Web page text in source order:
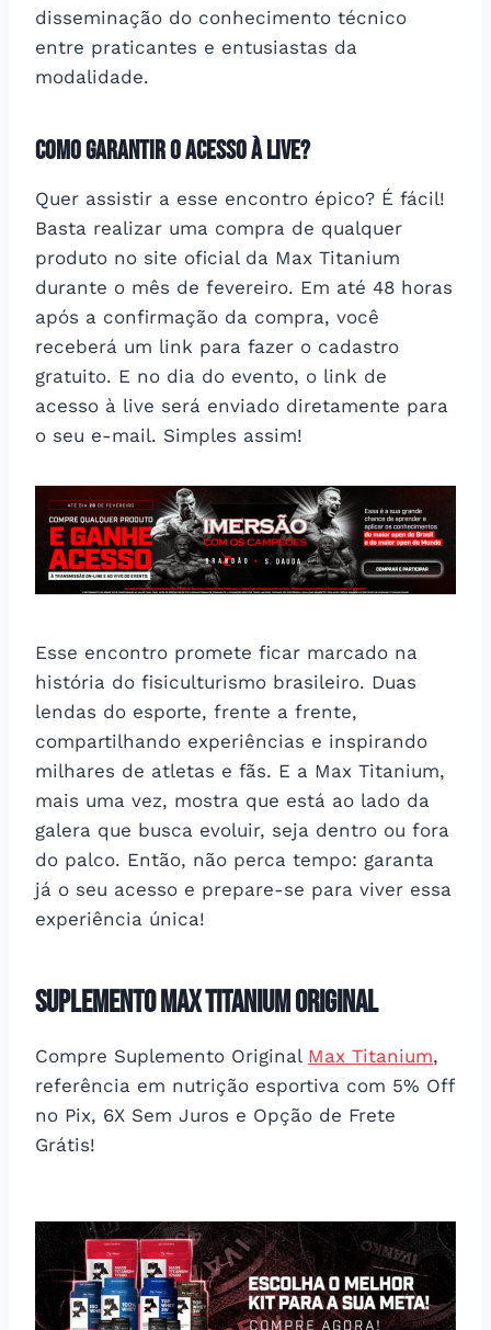
disseminação do conhecimento técnico
entre praticantes e entusiastas da
modalidade.
Como garantir o acesso à live?
Quer assistir a esse encontro épico? É fácil!
Basta realizar uma compra de qualquer
produto no site oficial da Max Titanium
durante o mês de fevereiro. Em até 48 horas
após a confirmação da compra, você
receberá um link para fazer o cadastro
gratuito. E no dia do evento, o link de
acesso à live será enviado diretamente para
o seu e-mail. Simples assim!
Esse encontro promete ficar marcado na
história do fisiculturismo brasileiro. Duas
lendas do esporte, frente a frente,
compartilhando experiências e inspirando
milhares de atletas e fãs. E a Max Titanium,
mais uma vez, mostra que está ao lado da
galera que busca evoluir, seja dentro ou fora
do palco. Então, não perca tempo: garanta
já o seu acesso e prepare-se para viver essa
experiência única!
Suplemento Max Titanium Original
Compre Suplemento Original Max Titanium,
referência em nutrição esportiva com 5% Off
no Pix, 6X Sem Juros e Opção de Frete
Grátis!